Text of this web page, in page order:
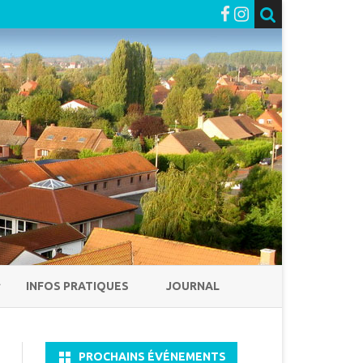
INFOS PRATIQUES JOURNAL
PROCHAINS ÉVÉNEMENTS